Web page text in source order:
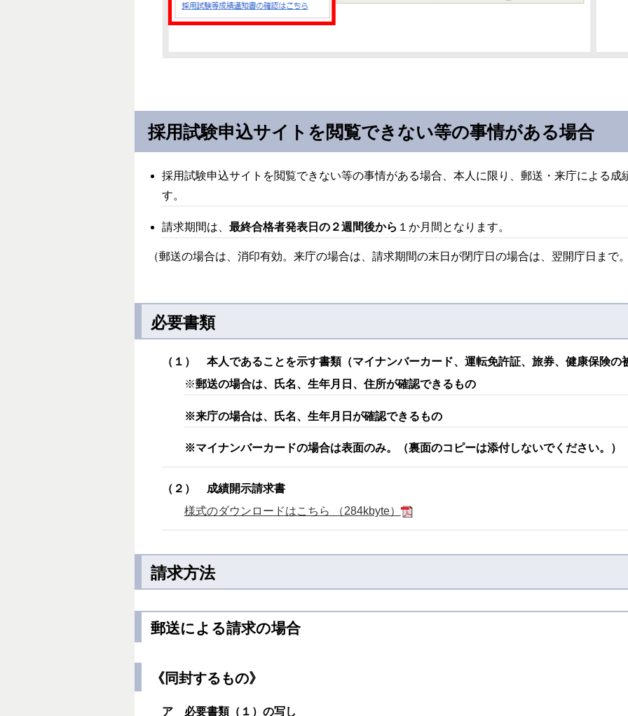
採用試験申込サイトを閲覧できない等の事情がある場合
採用試験申込サイトを閲覧できない等の事情がある場合、本人に限り、郵送・来庁による成
す。
請求期間は、最終合格者発表日の２週間後から １か月間となります。
（郵送の場合は、消印有効。来庁の場合は、請求期間の末日が閉庁日の場合は、翌開庁日まで。
必要書類
（１） 本人であることを示す書類（マイナンバーカード、運転免許証、旅券、健康保険の
※郵送の場合は、氏名、生年月日、住所が確認できるもの
※来庁の場合は、氏名、生年月日が確認できるもの
※マイナンバーカードの場合は表面のみ。（裏面のコピーは添付しないでください。）
（２） 成績開示請求書
様式のダウンロードはこちら （284kbyte）
請求方法
郵送による請求の場合
《同封するもの》
ア 必要書類（１）の写し